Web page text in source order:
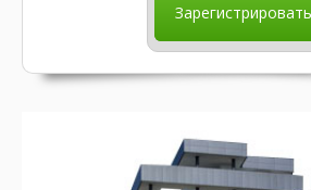
Зарегистрировать